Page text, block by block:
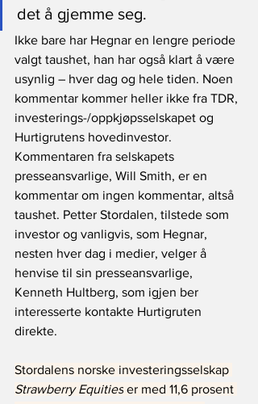
det å gjemme seg.
Ikke bare har Hegnar en lengre periode
valgt taushet, han har også klart å være
usynlig – hver dag og hele tiden. Noen
kommentar kommer heller ikke fra TDR,
investerings-/oppkjøpsselskapet og
Hurtigrutens hovedinvestor.
Kommentaren fra selskapets
presseansvarlige, Will Smith, er en
kommentar om ingen kommentar, altså
taushet. Petter Stordalen, tilstede som
investor og vanligvis, som Hegnar,
nesten hver dag i medier, velger å
henvise til sin presseansvarlige,
Kenneth Hultberg, som igjen ber
interesserte kontakte Hurtigruten
direkte.
Stordalens norske investeringsselskap
Strawberry Equities er med 11,6 prosent